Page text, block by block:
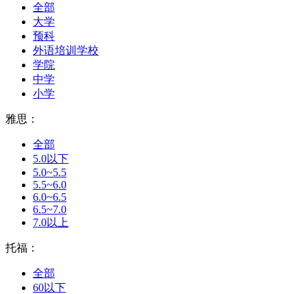
全部
大学
预科
外语培训学校
学院
中学
小学
雅思：
全部
5.0以下
5.0~5.5
5.5~6.0
6.0~6.5
6.5~7.0
7.0以上
托福：
全部
60以下